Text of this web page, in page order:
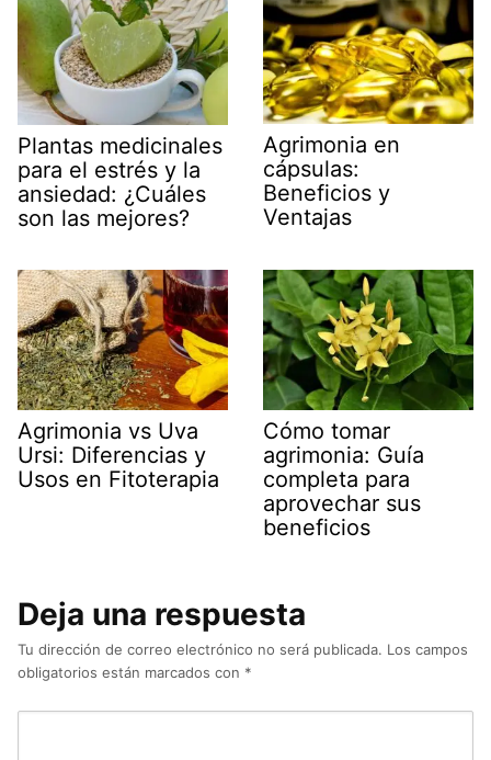
Plantas medicinales
para el estrés y la
ansiedad: ¿Cuáles
son las mejores?
Agrimonia en
cápsulas:
Beneficios y
Ventajas
Agrimonia vs Uva
Ursi: Diferencias y
Usos en Fitoterapia
Cómo tomar
agrimonia: Guía
completa para
aprovechar sus
beneficios
Deja una respuesta
Tu dirección de correo electrónico no será publicada. Los campos
obligatorios están marcados con *